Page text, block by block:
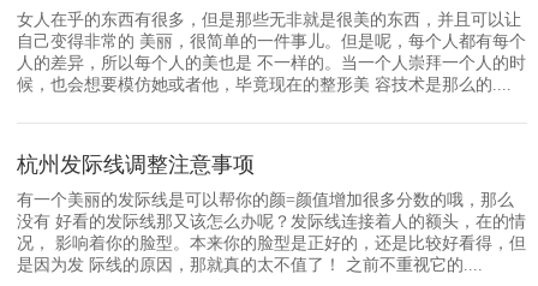
女人在乎的东西有很多，但是那些无非就是很美的东西，并且可以让
自己变得非常的 美丽，很简单的一件事儿。但是呢，每个人都有每个
人的差异，所以每个人的美也是 不一样的。当一个人崇拜一个人的时
候，也会想要模仿她或者他，毕竟现在的整形美 容技术是那么的....
杭州发际线调整注意事项
有一个美丽的发际线是可以帮你的颜=颜值增加很多分数的哦，那么
没有 好看的发际线那又该怎么办呢？发际线连接着人的额头，在的情
况， 影响着你的脸型。本来你的脸型是正好的，还是比较好看得，但
是因为发 际线的原因，那就真的太不值了！ 之前不重视它的....